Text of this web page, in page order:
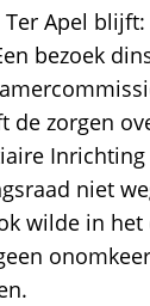
Apel blijft:
Een bezoek
de zorgen
niet
wilde in